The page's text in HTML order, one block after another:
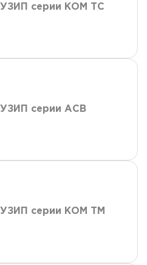
УЗИП серии КОМ ТС
УЗИП серии АСВ
УЗИП серии КОМ ТМ